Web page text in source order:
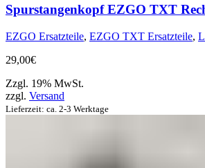
Spurstangenkopf EZGO TXT
EZGO Ersatzteile, EZGO TXT Ersatzteile,
29,00€
Zzgl. 19% MwSt.
zzgl. Versand
Lieferzeit: ca. 2-3 Werktage